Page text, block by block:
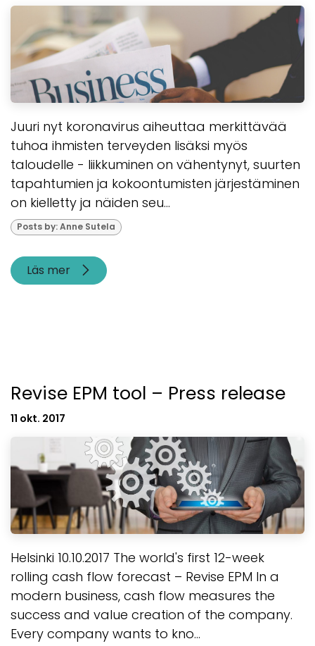
Juuri nyt koronavirus aiheuttaa merkittävää
tuhoa ihmisten terveyden lisäksi myös
taloudelle - liikkuminen on vähentynyt, suurten
tapahtumien ja kokoontumisten järjestäminen
on kielletty ja näiden seu...
Posts by: Anne Sutela
Läs mer
Revise EPM tool – Press release
11 okt. 2017
Helsinki 10.10.2017 The world's first 12-week
rolling cash flow forecast – Revise EPM In a
modern business, cash flow measures the
success and value creation of the company.
Every company wants to kno...